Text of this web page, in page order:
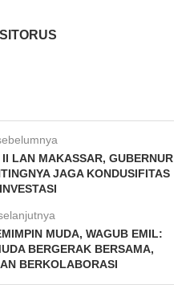
LAN MAKASSAR, GUBERNUR
JAGA KONDUSIFITAS
MUDA, WAGUB EMIL:
BERGERAK BERSAMA,
BERKOLABORASI